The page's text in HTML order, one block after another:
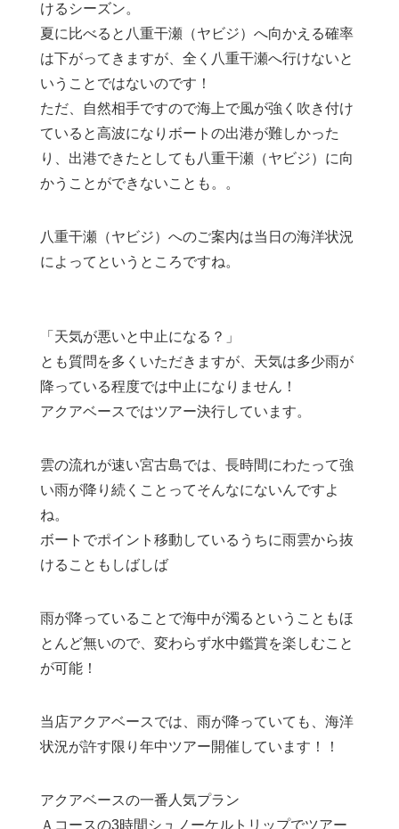
けるシーズン。
夏に比べると八重干瀬（ヤビジ）へ向かえる確率
は下がってきますが、全く八重干瀬へ行けないと
いうことではないのです！
ただ、自然相手ですので海上で風が強く吹き付け
ていると高波になりボートの出港が難しかった
り、出港できたとしても八重干瀬（ヤビジ）に向
かうことができないことも。。
八重干瀬（ヤビジ）へのご案内は当日の海洋状況
によってというところですね。
「天気が悪いと中止になる？」
とも質問を多くいただきますが、天気は多少雨が
降っている程度では中止になりません！
アクアベースではツアー決行しています。
雲の流れが速い宮古島では、長時間にわたって強
い雨が降り続くことってそんなにないんですよ
ね。
ボートでポイント移動しているうちに雨雲から抜
けることもしばしば
雨が降っていることで海中が濁るということもほ
とんど無いので、変わらず水中鑑賞を楽しむこと
が可能！
当店アクアベースでは、雨が降っていても、海洋
状況が許す限り年中ツアー開催しています！！
アクアベースの一番人気プラン
Ａコースの3時間シュノーケルトリップでツアー